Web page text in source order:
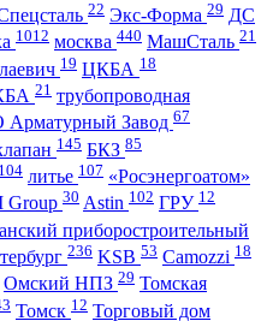
22 Экс-Форма 29 ДС
1012 москва 440 МашСталь 21
19 ЦКБА 18
21 трубопроводная
Завод 67
145 БКЗ 85
104 литье 107 «Росэнергоатом»
Group 30 Astin 102 ГРУ 12
приборостроительный
236 KSB 53 Camozzi 18
Омский НПЗ 29 Томская
Томск 12 Торговый дом